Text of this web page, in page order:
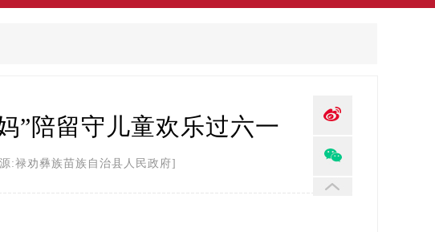
陪留守儿童欢乐过六一
族苗族自治县人民政府]